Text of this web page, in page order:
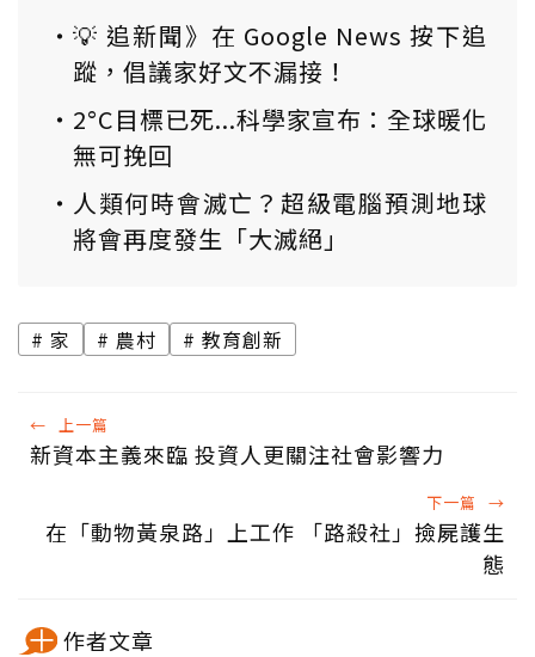
💡 追新聞》在 Google News 按下追
蹤，倡議家好文不漏接！
2°C目標已死...科學家宣布：全球暖化
無可挽回
人類何時會滅亡？超級電腦預測地球
將會再度發生「大滅絕」
家 農村 教育創新
← 上一篇
新資本主義來臨 投資人更關注社會影響力
下一篇 →
在「動物黃泉路」上工作 「路殺社」撿屍護生
態
作者文章